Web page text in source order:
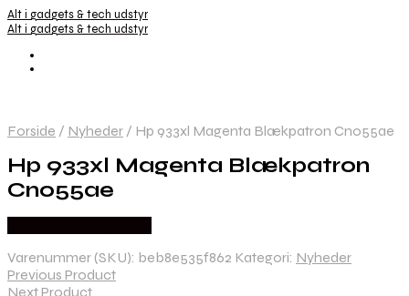
Alt i gadgets & tech udstyr
Alt i gadgets & tech udstyr
Forside / Nyheder / Hp 933xl Magenta Blækpatron Cn055ae
Hp 933xl Magenta Blækpatron
Cn055ae
Varenummer (SKU): beb8e535f862 Kategori: Nyheder
Previous Product
Next Product